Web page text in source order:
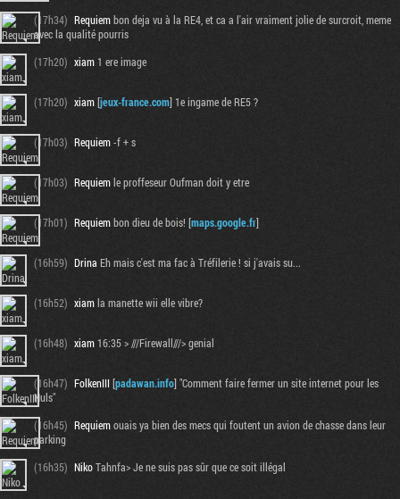
(17h34) Requiembon deja vu à la RE4, et ca a l'air vraiment jolie de surcroit, meme
avec la qualité pourris
(17h20) xiam 1 ere image
(17h20) xiam[jeux-france.com] 1e ingame de RE5 ?
(17h03) Requiem-f + s
(17h03) Requiemle proffeseur Oufman doit y etre
(17h01) Requiembon dieu de bois! [maps.google.fr]
(16h59) Drina Eh mais c'est ma fac à Tréfilerie ! si j'avais su...
(16h52) xiamla manette wii elle vibre?
(16h48) xiam16:35 > ///Firewall///> genial
(16h47) FolkenIII [padawan.info] "Comment faire fermer un site internet pour les
Nuls"
(16h45) Requiemouais ya bien des mecs qui foutent un avion de chasse dans leur
parking
(16h35) NikoTahnfa> Je ne suis pas sûr que ce soit illégal